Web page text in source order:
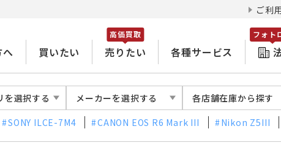
ご利
買いたい 売りたい
高価買取
各種サービス
フォト
を選択する メーカーを選択する 各店舗在庫から探す
SONY ILCE-7M4 CANON EOS R6 Mark III Nikon Z5III